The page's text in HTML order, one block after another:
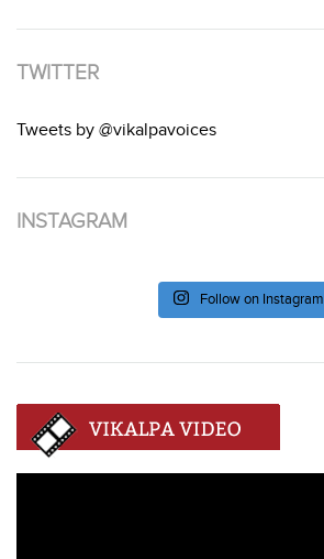
TWITTER
Tweets by @vikalpavoices
INSTAGRAM
Follow on Instagram